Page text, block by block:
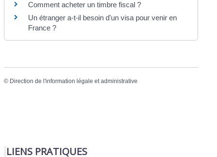
Comment acheter un timbre fiscal ?
Un étranger a-t-il besoin d'un visa pour venir en
France ?
© Direction de l'information légale et administrative
LIENS PRATIQUES